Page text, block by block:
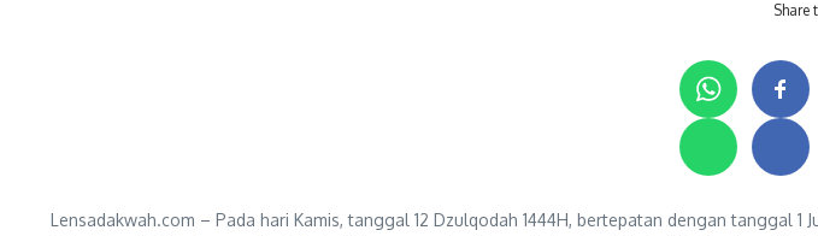
Share
Lensadakwah.com – Pada hari Kamis, tanggal 12 Dzulqodah 1444H, bertepatan dengan tanggal